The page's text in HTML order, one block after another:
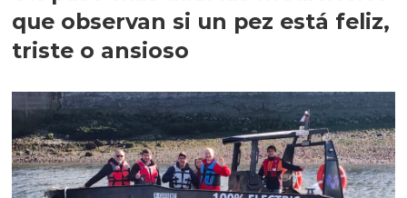
que observan si un pez está feliz,
triste o ansioso